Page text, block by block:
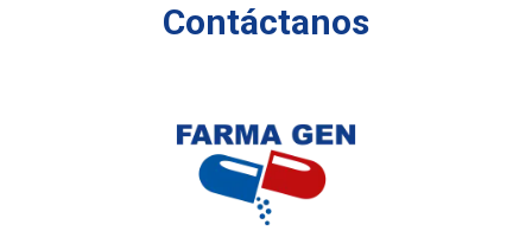
Contáctanos